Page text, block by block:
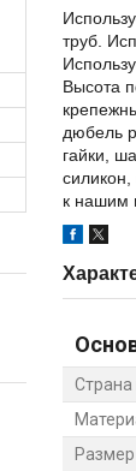
труб.
Высота
дюбель
гайки,
к нашим
Страна